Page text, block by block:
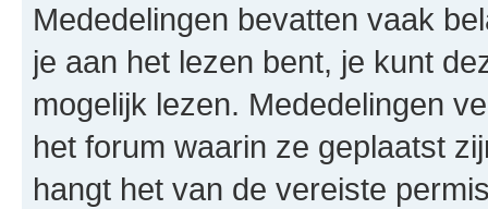
Mededelingen bevatten vaak
je aan het lezen bent, je kunt
mogelijk lezen. Mededelingen
het forum waarin ze geplaatst
hangt het van de vereiste